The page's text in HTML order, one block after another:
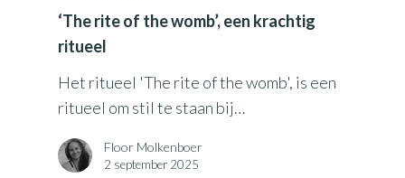
‘The rite of the womb’, een krachtig
ritueel
Het ritueel 'The rite of the womb', is een
ritueel om stil te staan bij…
Floor Molkenboer
2 september 2025